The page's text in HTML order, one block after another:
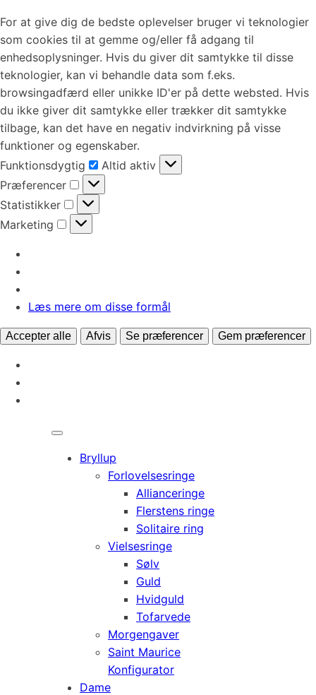
For at give dig de bedste oplevelser bruger vi teknologier
som cookies til at gemme og/eller få adgang til
enhedsoplysninger. Hvis du giver dit samtykke til disse
teknologier, kan vi behandle data som f.eks.
browsingadfærd eller unikke ID'er på dette websted. Hvis
du ikke giver dit samtykke eller trækker dit samtykke
tilbage, kan det have en negativ indvirkning på visse
funktioner og egenskaber.
Funktionsdygtig
Funktionsdygtig
Altid aktiv
Præferencer
Præferencer
Statistikker
Statistikker
Marketing
Marketing
Læs mere om disse formål
Accepter alle Afvis Se præferencer Gem præferencer
Bryllup
Forlovelsesringe
Allianceringe
Flerstens ringe
Solitaire ring
Vielsesringe
Sølv
Guld
Hvidguld
Tofarvede
Morgengaver
Saint Maurice
Konfigurator
Dame